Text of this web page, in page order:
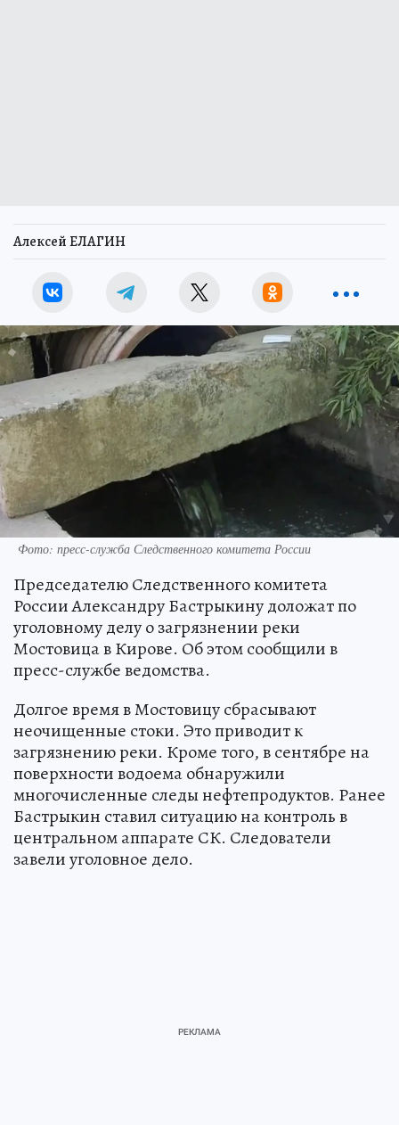
Алексей ЕЛАГИН
Фото: пресс-служба Следственного комитета России
Председателю Следственного комитета
России Александру Бастрыкину доложат по
уголовному делу о загрязнении реки
Мостовица в Кирове. Об этом сообщили в
пресс-службе ведомства.
Долгое время в Мостовицу сбрасывают
неочищенные стоки. Это приводит к
загрязнению реки. Кроме того, в сентябре на
поверхности водоема обнаружили
многочисленные следы нефтепродуктов. Ранее
Бастрыкин ставил ситуацию на контроль в
центральном аппарате СК. Следователи
завели уголовное дело.